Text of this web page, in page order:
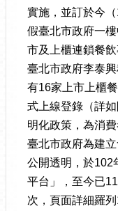
實施，並訂於今
假臺北市政府一
市及上櫃連鎖餐
臺北市政府李泰
有16家上市上櫃
式上線登錄（詳
明化政策，為消費
臺北市政府為建
公開透明，於102
平台」，至今已
次，頁面詳細羅